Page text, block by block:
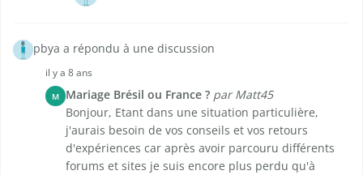
pbya a répondu à une discussion
il y a 8 ans
M Mariage Brésil ou France ? par Matt45
Bonjour, Etant dans une situation particulière,
j'aurais besoin de vos conseils et vos retours
d'expériences car après avoir parcouru différents
forums et sites je suis encore plus perdu qu'à